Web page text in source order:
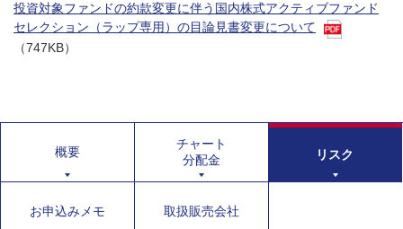
投資対象ファンドの約款変更に伴う国内株式アクティブファンド
セレクション（ラップ専用）の目論見書変更について
（747KB）
概要
チャート
分配金
リスク
お申込みメモ 取扱販売会社